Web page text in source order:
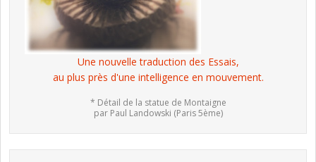
Une nouvelle traduction des Essais,
au plus près d'une intelligence en mouvement.
* Détail de la statue de Montaigne
par Paul Landowski (Paris 5ème)